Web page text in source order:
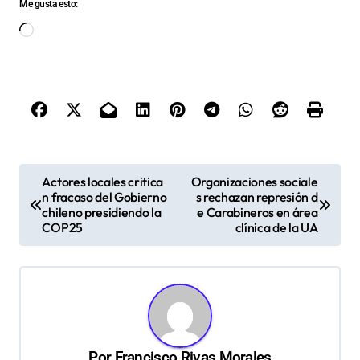
Me gusta esto:
Cargando...
Actores locales critica
n fracaso del Gobierno
chileno presidiendo la
COP25
Organizaciones sociale
s rechazan represión d
e Carabineros en área
clínica de la UA